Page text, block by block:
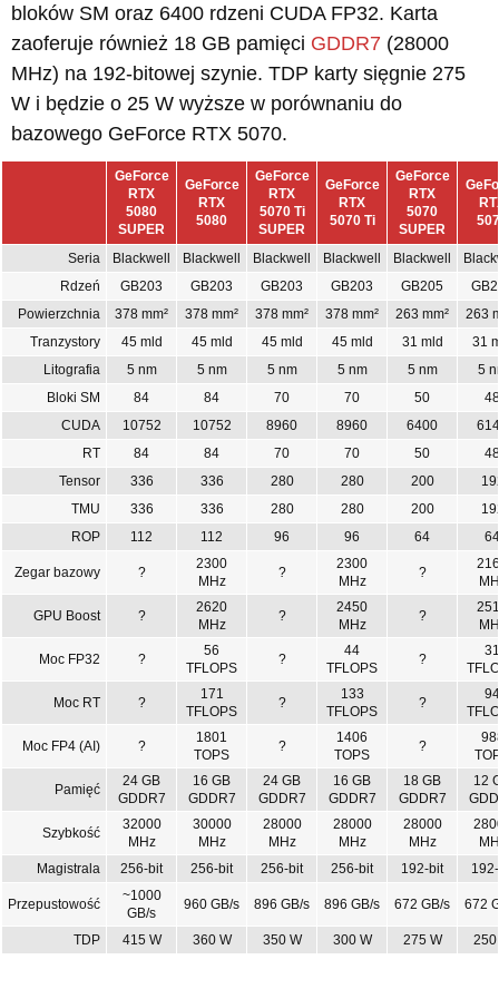
bloków SM oraz 6400 rdzeni CUDA FP32. Karta
zaoferuje również 18 GB pamięci GDDR7 (28000
MHz) na 192-bitowej szynie. TDP karty sięgnie 275
W i będzie o 25 W wyższe w porównaniu do
bazowego GeForce RTX 5070.
GeForce
RTX
5080
SUPER
GeForce
RTX
5080
GeForce
RTX
5070 Ti
SUPER
GeForce
RTX
5070 Ti
GeForce
RTX
5070
SUPER
Seria Blackwell Blackwell Blackwell Blackwell Blackwell
Rdzeń
GB203 GB203 GB203 GB203 GB205
Powierzchnia
378 mm² 378 mm² 378 mm² 378 mm² 263 mm²
263
Tranzystory
45 mld 45 mld 45 mld 45 mld 31 mld
31
Litografia
5 nm 5 nm 5 nm 5 nm 5 nm
5
Bloki SM
84 84 70 70 50
48
CUDA
10752 10752 8960 8960 6400
RT
84 84 70 70 50
48
Tensor
336 336 280 280 200
TMU
336 336 280 280 200
ROP
112 112 96 96 64 64
Zegar bazowy ?
2300
MHz
?
2300
MHz
?
GPU Boost ?
2620
MHz
?
2450
MHz
?
Moc FP32 ?
56
TFLOPS
?
44
TFLOPS
?
31
Moc RT ?
171
TFLOPS
?
133
TFLOPS
?
94
Moc FP4 (AI) ?
1801
TOPS
?
1406
TOPS
?
Pamięć
24 GB
GDDR7
16 GB
GDDR7
24 GB
GDDR7
16 GB
GDDR7
18 GB
GDDR7
12
Szybkość
32000
MHz
30000
MHz
28000
MHz
28000
MHz
28000
MHz
Magistrala
256-bit 256-bit 256-bit 256-bit 192-bit
Przepustowość
~1000
GB/s
960 GB/s 896 GB/s 896 GB/s 672 GB/s 672
TDP 415 W 360 W 350 W 300 W 275 W 250